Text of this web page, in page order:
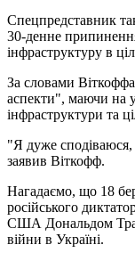
Спецпредставник
30-денне
інфраструктуру в
За словами
аспекти", маючи на
інфраструктури та
"Я дуже сподіваюся,
заявив Віткофф.
Нагадаємо, що 18
російського
США Дональдом
війни в Україні.